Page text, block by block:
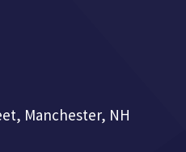
Manchester, NH